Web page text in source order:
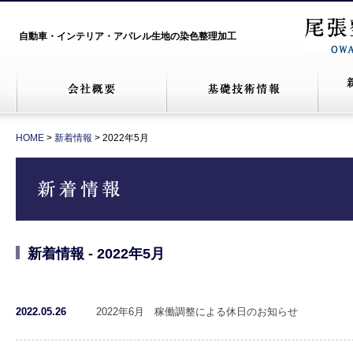
自動車・インテリア・アパレル生地の染色整理加工
HOME> 新着情報 > 2022年5月
新着情報 - 2022年5月
2022.05.26 2022年6月 稼働調整による休日のお知らせ